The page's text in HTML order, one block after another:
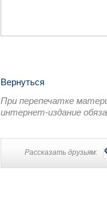
Вернуться
При перепечатке
интернет-издание
Рассказать друзьям: